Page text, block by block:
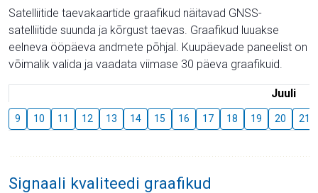
Satelliitide taevakaartide graafikud näitavad GNSS-
satelliitide suunda ja kõrgust taevas. Graafikud luuakse
eelneva ööpäeva andmete põhjal. Kuupäevade paneelist on
võimalik valida ja vaadata viimase 30 päeva graafikuid.
Juuli
9 10 11 12 13 14 15 16 17 18 19 20 21
Signaali kvaliteedi graafikud